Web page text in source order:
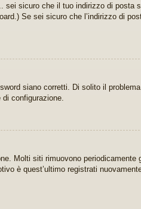
sei sicuro che il tuo indirizzo di posta
Se sei sicuro che l’indirizzo di
siano corretti. Di solito il
configurazione.
Molti siti rimuovono periodicamente
è quest’ultimo registrati